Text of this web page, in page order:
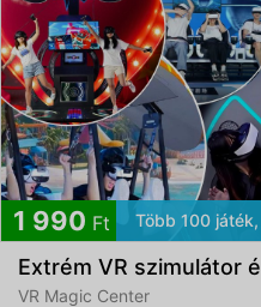
1 990 Ft Több 100
Extrém VR szimulátor
VR Magic Center